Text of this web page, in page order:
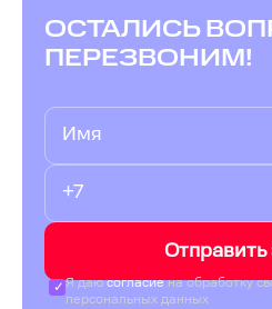
ОСТАЛИСЬ
ПЕРЕЗВОНИМ!
Отправить
Я даюсогласиена обработку
персональных данных